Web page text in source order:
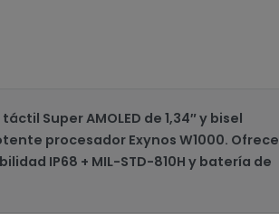
Super AMOLED de 1,34″ y bisel
procesador Exynos W1000. Ofrece
IP68 + MIL-STD-810H y batería de